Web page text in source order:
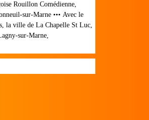
Rouillon Comédienne,
sur-Marne ••• Avec le
la ville de La Chapelle St Luc,
sur-Marne,